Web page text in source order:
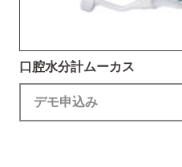
口腔水分計ムーカス
デモ申込み